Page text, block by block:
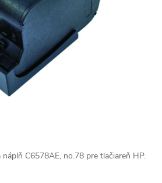
C6578AE, no.78 pre tlačiareň HP.